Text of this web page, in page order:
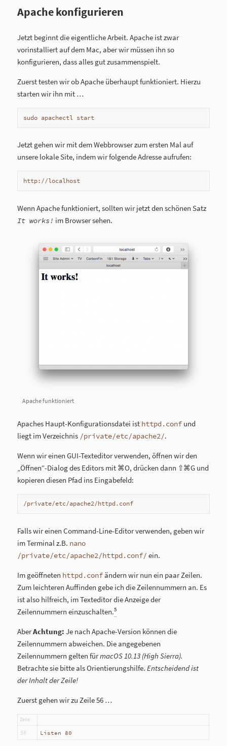
Apache konfigurieren
Jetzt beginnt die eigentliche Arbeit. Apache ist zwar
vorinstalliert auf dem Mac, aber wir müssen ihn so
konfigurieren, dass alles gut zusammenspielt.
Zuerst testen wir ob Apache überhaupt funktioniert. Hierzu
starten wir ihn mit …
sudo apachectl start
Jetzt gehen wir mit dem Webbrowser zum ersten Mal auf
unsere lokale Site, indem wir folgende Adresse aufrufen:
http://localhost
Wenn Apache funktioniert, sollten wir jetzt den schönen Satz
It works! im Browser sehen.
Apache funktioniert
Apaches Haupt-Konfigurationsdatei ist httpd.conf und
liegt im Verzeichnis /private/etc/apache2/.
Wenn wir einen GUI-Texteditor verwenden, öffnen wir den
„Öffnen“-Dialog des Editors mit ⌘O, drücken dann ⇧⌘G und
kopieren diesen Pfad ins Eingabefeld:
/private/etc/apache2/httpd.conf
Falls wir einen Command-Line-Editor verwenden, geben wir
im Terminal z.B. nano
/private/etc/apache2/httpd.conf/ ein.
Im geöffneten httpd.confändern wir nun ein paar Zeilen.
Zum leichteren Auffinden gebe ich die Zeilennummern an. Es
ist also hilfreich, im Texteditor die Anzeige der
Zeilennummern einzuschalten.5
AberAchtung: Je nach Apache-Version können die
Zeilennummern abweichen. Die angegebenen
Zeilennummern gelten fürmacOS 10.13 (High Sierra).
Betrachte sie bitte als Orientierungshilfe.Entscheidend ist
der Inhalt der Zeile!
Zuerst gehen wir zu Zeile 56 …
Zeile
56 Listen 80